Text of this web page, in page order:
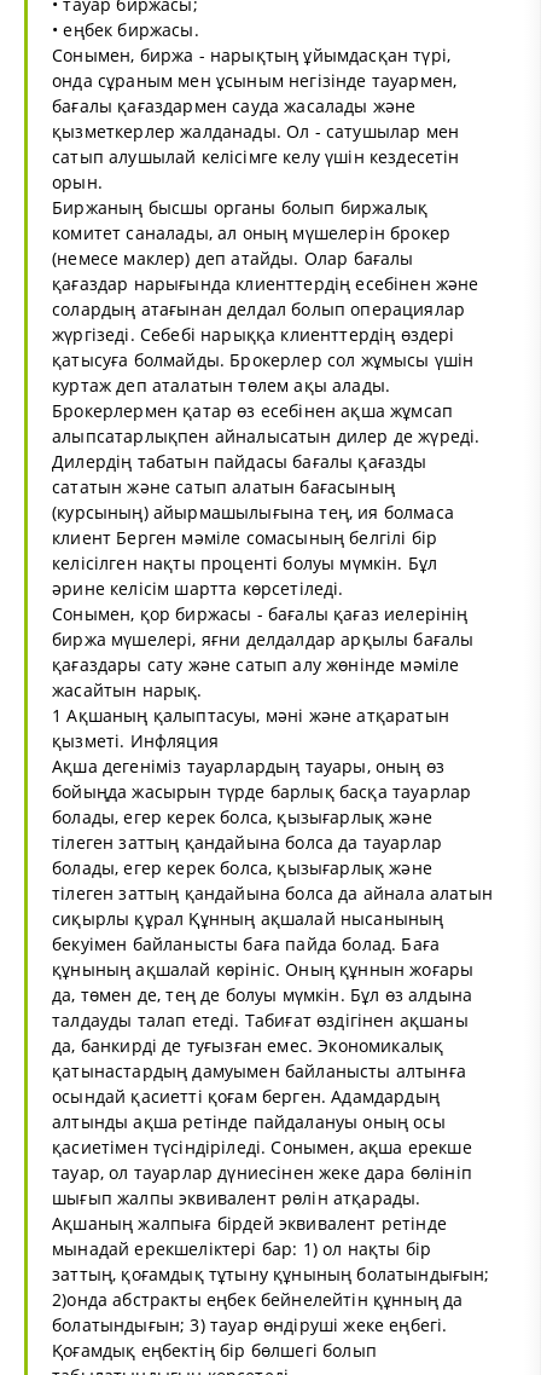
• тауар биржасы;
• еңбек биржасы.
Сонымен, биржа - нарықтың ұйымдасқан түрі,
онда сұраным мен ұсыным негізінде тауармен,
бағалы қағаздармен сауда жасалады және
қызметкерлер жалданады. Ол - сатушылар мен
сатып алушылай келісімге келу үшін кездесетін
орын.
Биржаның бысшы органы болып биржалық
комитет саналады, ал оның мүшелерін брокер
(немесе маклер) деп атайды. Олар бағалы
қағаздар нарығында клиенттердің есебінен және
солардың атағынан делдал болып операциялар
жүргізеді. Себебі нарыққа клиенттердің өздері
қатысуға болмайды. Брокерлер сол жұмысы үшін
куртаж деп аталатын төлем ақы алады.
Брокерлермен қатар өз есебінен ақша жұмсап
алыпсатарлықпен айналысатын дилер де жүреді.
Дилердің табатын пайдасы бағалы қағазды
сататын және сатып алатын бағасының
(курсының) айырмашылығына тең, ия болмаса
клиент Берген мәміле сомасының белгілі бір
келісілген нақты проценті болуы мүмкін. Бұл
әрине келісім шартта көрсетіледі.
Сонымен, қор биржасы - бағалы қағаз иелерінің
биржа мүшелері, яғни делдалдар арқылы бағалы
қағаздары сату және сатып алу жөнінде мәміле
жасайтын нарық.
1 Ақшаның қалыптасуы, мәні және атқаратын
қызметі. Инфляция
Ақша дегеніміз тауарлардың тауары, оның өз
бойыңда жасырын түрде барлық басқа тауарлар
болады, егер керек болса, қызығарлық және
тілеген заттың қандайына болса да тауарлар
болады, егер керек болса, қызығарлық және
тілеген заттың қандайына болса да айнала алатын
сиқырлы құрал Құнның ақшалай нысанының
бекуімен байланысты баға пайда болад. Баға
құнының ақшалай көрініс. Оның құннын жоғары
да, төмен де, тең де болуы мүмкін. Бұл өз алдына
талдауды талап етеді. Табиғат өздігінен ақшаны
да, банкирді де туғызған емес. Экономикалық
қатынастардың дамуымен байланысты алтынға
осындай қасиетті қоғам берген. Адамдардың
алтынды ақша ретінде пайдалануы оның осы
қасиетімен түсіндіріледі. Сонымен, ақша ерекше
тауар, ол тауарлар дүниесінен жеке дара бөлініп
шығып жалпы эквивалент рөлін атқарады.
Ақшаның жалпыға бірдей эквивалент ретінде
мынадай ерекшеліктері бар: 1) ол нақты бір
заттың, қоғамдық тұтыну құнының болатындығын;
2)онда абстракты еңбек бейнелейтін құнның да
болатындығын; 3) тауар өндіруші жеке еңбегі.
Қоғамдық еңбектің бір бөлшегі болып